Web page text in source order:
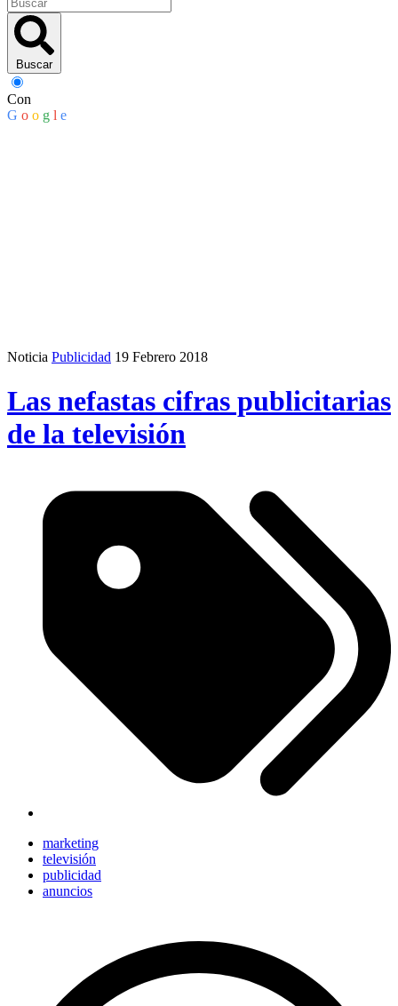
Buscar
Con
G o o g l e
Noticia Publicidad 19 Febrero 2018
Las nefastas cifras publicitarias
de la televisión
marketing
televisión
publicidad
anuncios